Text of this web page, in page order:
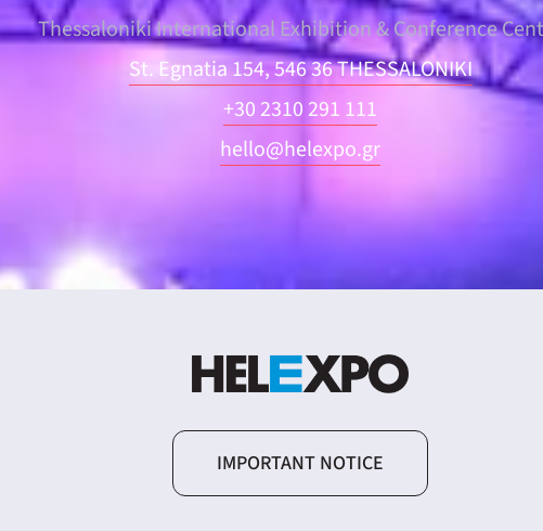
Thessaloniki International Exhibition & Conference
St. Egnatia 154, 546 36 THESSALONIKI
+30 2310 291 111
hello@helexpo.gr
IMPORTANT NOTICE